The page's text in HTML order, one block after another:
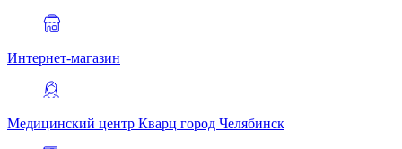
Интернет-магазин
Медицинский центр Кварц город Челябинск